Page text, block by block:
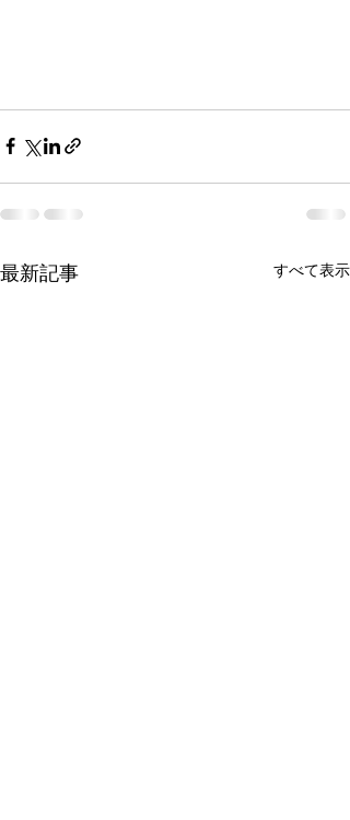
最新記事 すべて表示